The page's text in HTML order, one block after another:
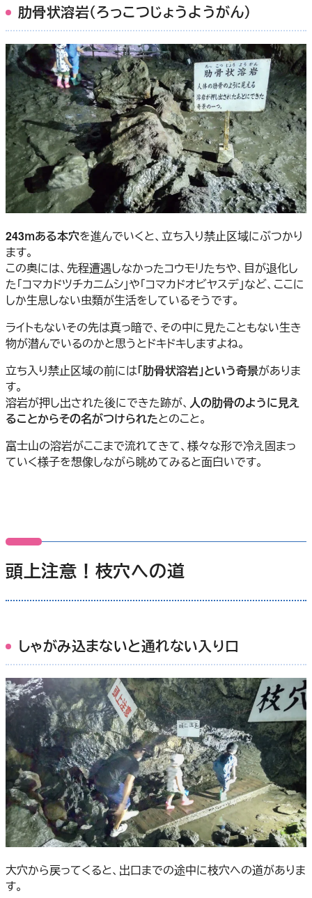
肋骨状溶岩（ろっこつじょうようがん）
243ｍある本穴を進んでいくと、立ち入り禁止区域にぶつかり
ます。
この奥には、先程遭遇しなかったコウモリたちや、目が退化し
た「コマカドツチカニムシ」や「コマカドオビヤスデ」など、ここに
しか生息しない虫類が生活をしているそうです。
ライトもないその先は真っ暗で、その中に見たこともない生き
物が潜んでいるのかと思うとドキドキしますよね。
立ち入り禁止区域の前には「肋骨状溶岩」という奇景がありま
す。
溶岩が押し出された後にできた跡が、 人の肋骨のように見え
ることからその名がつけられたとのこと。
富士山の溶岩がここまで流れてきて、様々な形で冷え固まっ
ていく様子を想像しながら眺めてみると面白いです。
頭上注意！枝穴への道
しゃがみ込まないと通れない入り口
大穴から戻ってくると、出口までの途中に枝穴への道がありま
す。